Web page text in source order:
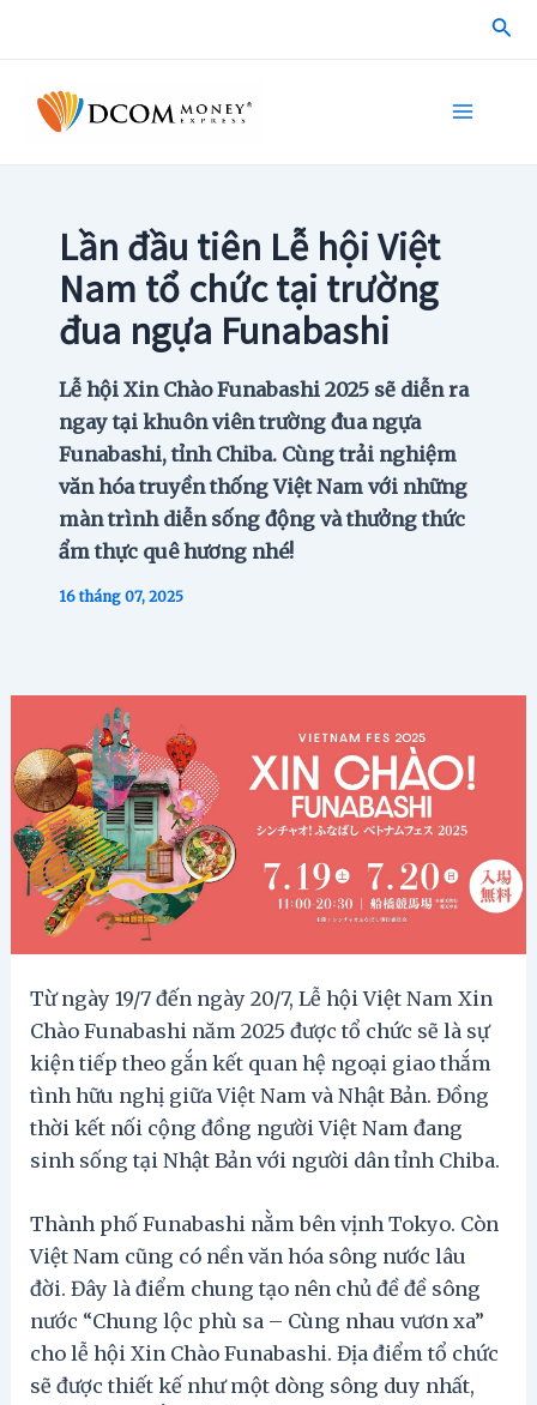
Lần đầu tiên Lễ hội Việt
Nam tổ chức tại trường
đua ngựa Funabashi
Lễ hội Xin Chào Funabashi 2025 sẽ diễn ra
ngay tại khuôn viên trường đua ngựa
Funabashi, tỉnh Chiba. Cùng trải nghiệm
văn hóa truyền thống Việt Nam với những
màn trình diễn sống động và thưởng thức
ẩm thực quê hương nhé!
16 tháng 07, 2025
Từ ngày 19/7 đến ngày 20/7, Lễ hội Việt Nam Xin
Chào Funabashi năm 2025 được tổ chức sẽ là sự
kiện tiếp theo gắn kết quan hệ ngoại giao thắm
tình hữu nghị giữa Việt Nam và Nhật Bản. Đồng
thời kết nối cộng đồng người Việt Nam đang
sinh sống tại Nhật Bản với người dân tỉnh Chiba.
Thành phố Funabashi nằm bên vịnh Tokyo. Còn
Việt Nam cũng có nền văn hóa sông nước lâu
đời. Đây là điểm chung tạo nên chủ đề đề sông
nước “Chung lộc phù sa – Cùng nhau vươn xa”
cho lễ hội Xin Chào Funabashi. Địa điểm tổ chức
sẽ được thiết kế như một dòng sông duy nhất,